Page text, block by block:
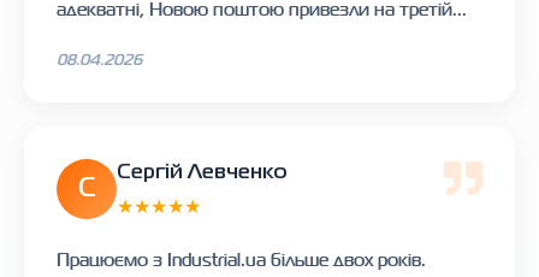
адекватні, Новою поштою привезли на третій...
08.04.2026
С
Сергій Левченко
★★★★★
Працюємо з Industrial.ua більше двох років.